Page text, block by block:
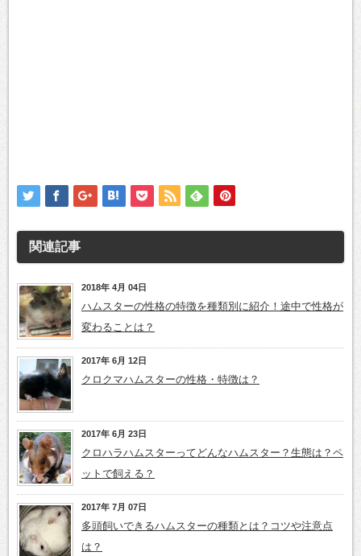
関連記事
2018年 4月 04日
ハムスターの性格の特徴を種類別に紹介！途中で性格が
変わることは？
2017年 6月 12日
クロクマハムスターの性格・特徴は？
2017年 6月 23日
クロハラハムスターってどんなハムスター？生態は？ペ
ットで飼える？
2017年 7月 07日
多頭飼いできるハムスターの種類とは？コツや注意点
は？